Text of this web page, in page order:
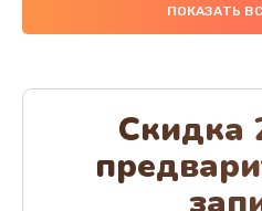
Замена
Чистка с
600
ПОКАЗАТЬ
Скидка